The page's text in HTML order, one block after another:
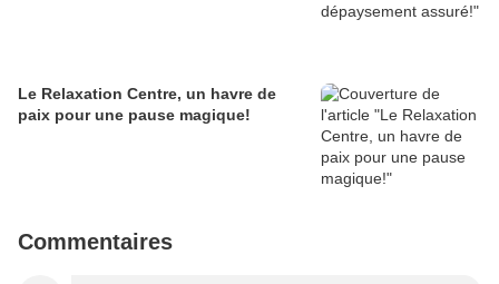
Le Relaxation Centre, un havre de
paix pour une pause magique!
Commentaires